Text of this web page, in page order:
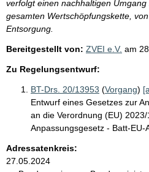
o
S
e
i
verfolgt einen nachhaltigen
gesamten Wertschöpfungskette,
Entsorgung.
Bereitgestellt von: ZVEI e.V. am
Zu Regelungsentwurf:
BT-Drs. 20/13953 (Vorgang)
Entwurf eines Gesetzes zur
an die Verordnung (EU)
Anpassungsgesetz - Batt-EU-
Adressatenkreis:
27.05.2024